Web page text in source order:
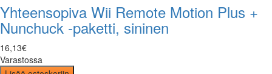
Yhteensopiva Wii Remote Motion Plus +
Nunchuck -paketti, sininen
16,13€
Varastossa